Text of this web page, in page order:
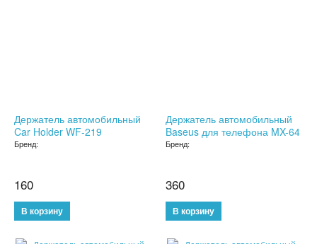
ДОЗАТОРЫ
КОНДИЦИОНЕРЫ И ВЕНТИЛЯТОРЫ
АВТОАКСЕССУАРЫ
Держатель автомобильный
Car Holder WF-219
Бренд:
160
Держатель автомобильный
Baseus для телефона MX-64
Бренд:
360